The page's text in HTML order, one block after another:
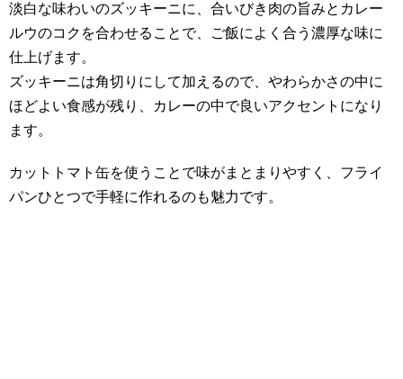
淡白な味わいのズッキーニに、合いびき肉の旨みとカレー
ルウのコクを合わせることで、ご飯によく合う濃厚な味に
仕上げます。
ズッキーニは角切りにして加えるので、やわらかさの中に
ほどよい食感が残り、カレーの中で良いアクセントになり
ます。
カットトマト缶を使うことで味がまとまりやすく、フライ
パンひとつで手軽に作れるのも魅力です。